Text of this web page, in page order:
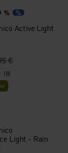
% %
Active Light
€
(8)
Light - Rain